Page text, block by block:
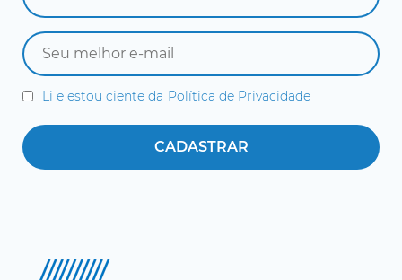
Li e estou ciente da Política de Privacidade